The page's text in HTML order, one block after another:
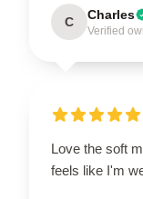
C Charles
Verified
Love the soft
feels like I'm